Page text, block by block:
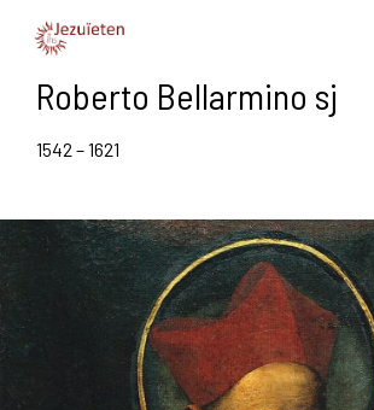
Roberto Bellarmino sj
1542 – 1621